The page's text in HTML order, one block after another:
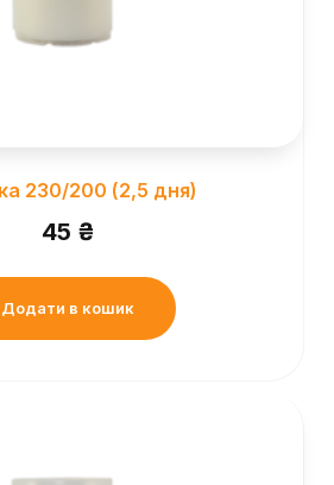
230/200 (2,5 дня)
45 ₴
Додати в кошик